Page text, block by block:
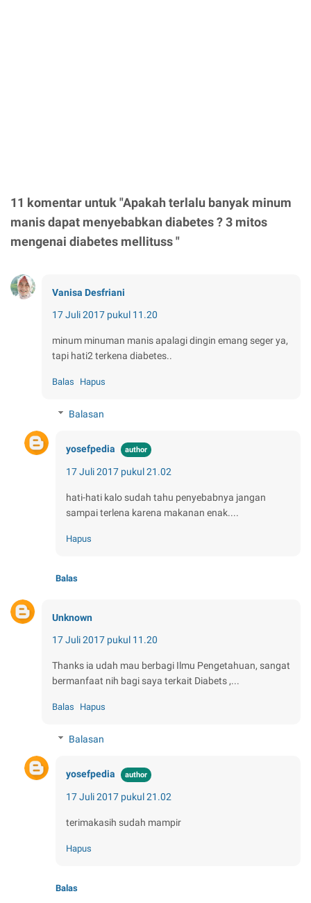
11 komentar untuk "Apakah terlalu banyak minum
manis dapat menyebabkan diabetes ? 3 mitos
mengenai diabetes mellituss "
Vanisa Desfriani
17 Juli 2017 pukul 11.20
minum minuman manis apalagi dingin emang seger ya,
tapi hati2 terkena diabetes..
Balas Hapus
Balasan
yosefpedia
17 Juli 2017 pukul 21.02
hati-hati kalo sudah tahu penyebabnya jangan
sampai terlena karena makanan enak....
Hapus
Balas
Unknown
17 Juli 2017 pukul 11.20
Thanks ia udah mau berbagi Ilmu Pengetahuan, sangat
bermanfaat nih bagi saya terkait Diabets ,...
Balas Hapus
Balasan
yosefpedia
17 Juli 2017 pukul 21.02
terimakasih sudah mampir
Hapus
Balas